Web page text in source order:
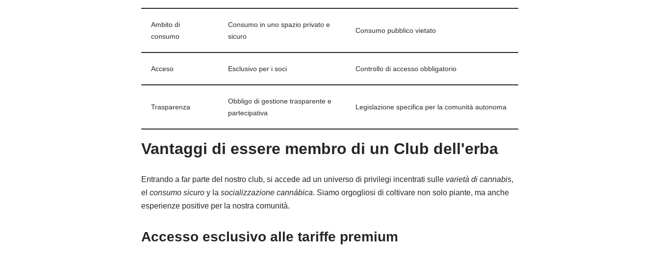
Ambito di
consumo
Consumo in uno spazio privato e
sicuro
Consumo pubblico vietato
Acceso Esclusivo per i soci Controllo di accesso obbligatorio
Trasparenza
Obbligo di gestione trasparente e
partecipativa
Legislazione specifica per la comunità autonoma
Vantaggi di essere membro di un Club dell'erba
Entrando a far parte del nostro club, si accede ad un universo di privilegi incentrati sulle varietà di cannabis,
el consumo sicuroy la socializzazione cannábica. Siamo orgogliosi di coltivare non solo piante, ma anche
esperienze positive per la nostra comunità.
Accesso esclusivo alle tariffe premium